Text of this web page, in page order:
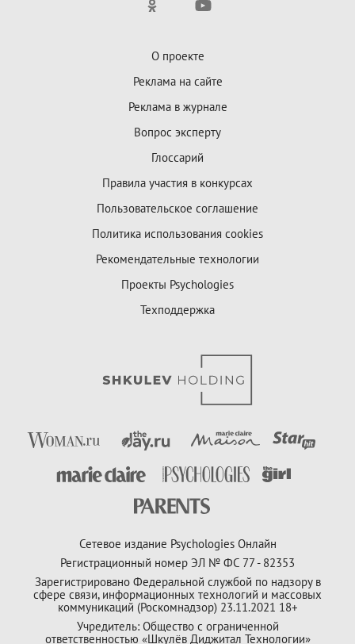
О проекте
Реклама на сайте
Реклама в журнале
Вопрос эксперту
Глоссарий
Правила участия в конкурсах
Пользовательское соглашение
Политика использования cookies
Рекомендательные технологии
Проекты Psychologies
Техподдержка
Сетевое издание Psychologies Онлайн
Регистрационный номер ЭЛ № ФС 77 - 82353
Зарегистрировано Федеральной службой по надзору в
сфере связи, информационных технологий и массовых
коммуникаций (Роскомнадзор) 23.11.2021 18+
Учредитель: Общество с ограниченной
ответственностью «Шкулёв Диджитал Технологии»